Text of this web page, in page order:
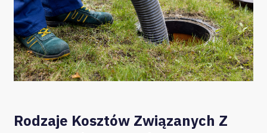
Rodzaje Kosztów Związanych Z